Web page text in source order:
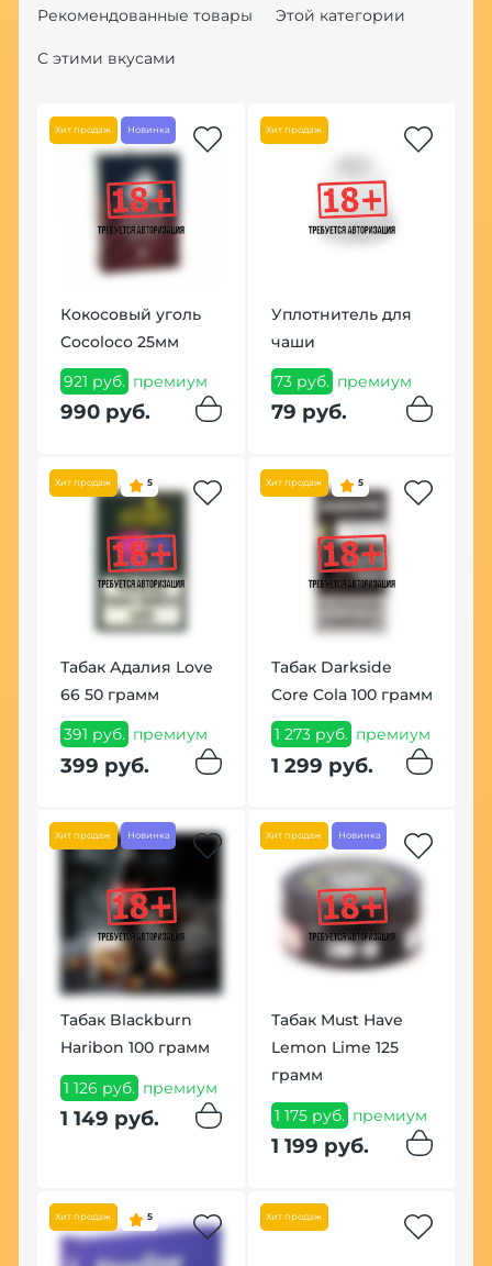
Рекомендованные товары Этой категории
С этими вкусами
Хит продаж Новинка
Кокосовый уголь
Cocoloco 25мм
921 руб. премиум
990 руб.
Хит продаж
Уплотнитель для
чаши
73 руб. премиум
79 руб.
Хит продаж 5
Табак Адалия Love
66 50 грамм
391 руб. премиум
399 руб.
Хит продаж 5
Табак Darkside
Core Cola 100 грамм
1 273 руб. премиум
1 299 руб.
Хит продаж Новинка
Табак Blackburn
Haribon 100 грамм
1 126 руб. премиум
1 149 руб.
Хит продаж Новинка
Табак Must Have
Lemon Lime 125
грамм
1 175 руб. премиум
1 199 руб.
Хит продаж 5 Хит продаж